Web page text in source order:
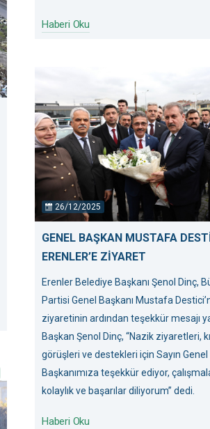
Haberi Oku
26/12/2025
GENEL BAŞKAN MUSTAFA
ERENLER’E ZİYARET
Erenler Belediye Başkanı Şenol Dinç,
Partisi Genel Başkanı Mustafa
ziyaretinin ardından teşekkür mesajı
Başkan Şenol Dinç, “Nazik ziyaretleri,
görüşleri ve destekleri için Sayın Genel
Başkanımıza teşekkür ediyor,
kolaylık ve başarılar diliyorum” dedi.
Haberi Oku